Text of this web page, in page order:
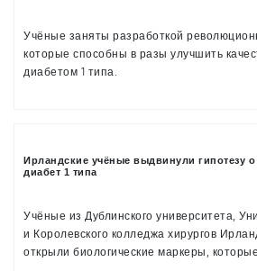
Учёные заняты разработкой
которые способны в разы улучшить
диабетом 1 типа.
Ирландские учёные выдвинули гипотезу о
диабет 1 типа
Учёные из Дублинского университета,
и Королевского колледжа хирургов
открыли биологические маркеры,